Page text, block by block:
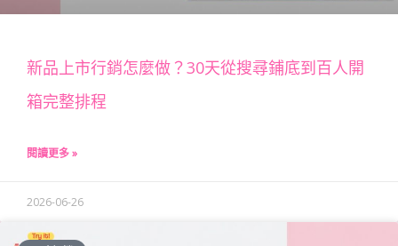
新品上市行銷怎麼做？30天從搜尋鋪底到百人開
箱完整排程
閱讀更多 »
2026-06-26